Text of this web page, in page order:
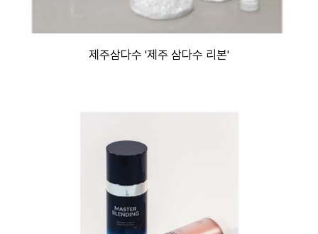
제주삼다수 '제주 삼다수 리본'